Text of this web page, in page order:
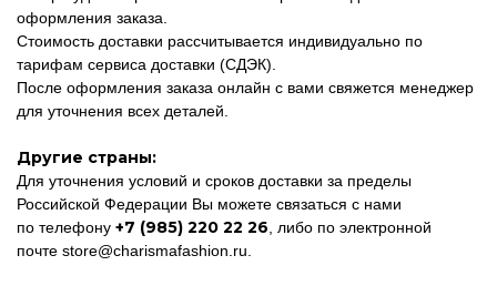
оформления заказа.
Стоимость доставки рассчитывается индивидуально по
тарифам сервиса доставки (СДЭК).
После оформления заказа онлайн с вами свяжется менеджер
для уточнения всех деталей.
Другие страны:
Для уточнения условий и сроков доставки за пределы
Российской Федерации Вы можете связаться с нами
по телефону +7 (985) 220 22 26, либо по электронной
почте store@charismafashion.ru.